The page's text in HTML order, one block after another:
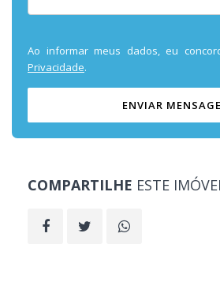
Ao informar meus dados, eu
Privacidade.
ENVIAR
COMPARTILHE ESTE